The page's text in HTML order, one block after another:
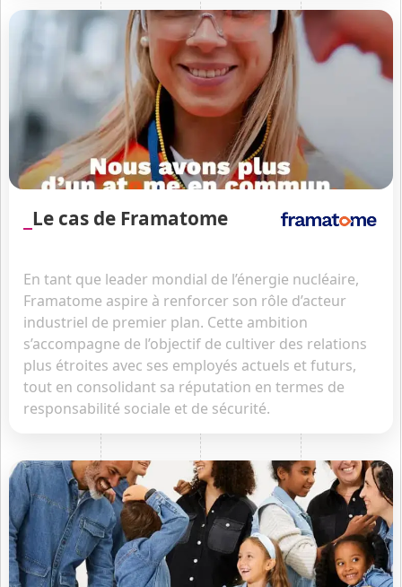
Le cas de Framatome
En tant que leader mondial de l’énergie nucléaire,
Framatome aspire à renforcer son rôle d’acteur
industriel de premier plan. Cette ambition
s’accompagne de l’objectif de cultiver des relations
plus étroites avec ses employés actuels et futurs,
tout en consolidant sa réputation en termes de
responsabilité sociale et de sécurité.